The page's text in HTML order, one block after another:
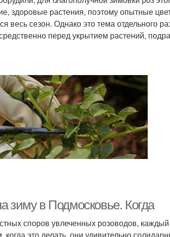
здоровые растения, поэтому опытные
весь сезон. Однако это тема отдельного
перед укрытием растений,
зиму в Подмосковье. Когда
споров увлеченных розоводов, каждый